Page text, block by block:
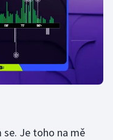
se. Je toho na mě